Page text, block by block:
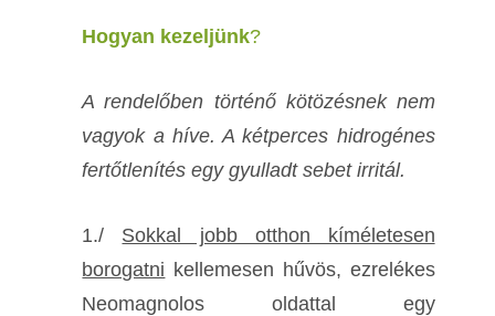
Hogyan kezeljünk?
A rendelőben történő kötözésnek nem
vagyok a híve. A kétperces hidrogénes
fertőtlenítés egy gyulladt sebet irritál.
1./ Sokkal jobb otthon kíméletesen
borogatni kellemesen hűvös, ezrelékes
Neomagnolos oldattal egy